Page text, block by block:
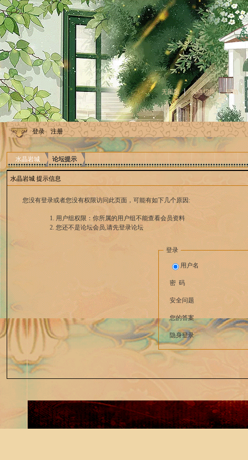
无图版 风格切换 帮助
登录 注册
水晶岩城 论坛提示
水晶岩城 提示信息
您没有登录或者您没有权限访问此页面，可能有如下几个原因:
用户组权限：你所属的用户组不能查看会员资料
您还不是论坛会员,请先登录论坛
登录
用户名
密 码
安全问题
您的答案
隐身登录